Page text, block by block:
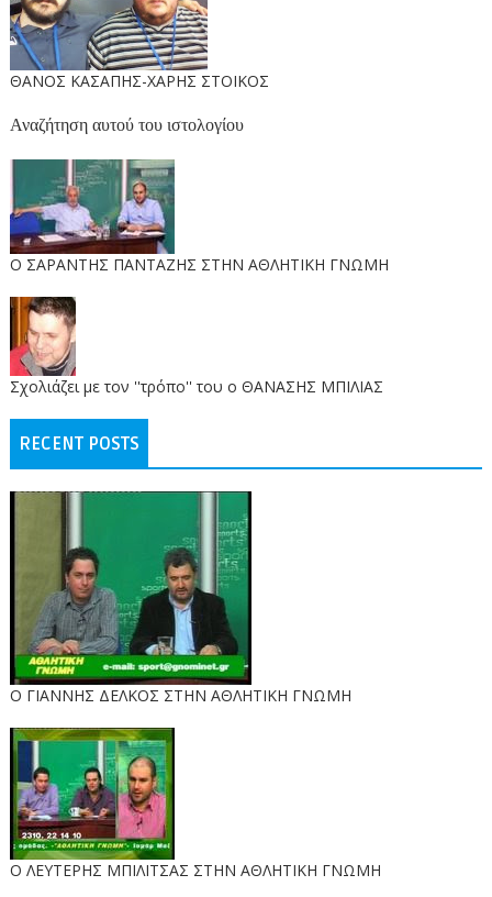
ΘΑΝΟΣ ΚΑΣΑΠΗΣ-ΧΑΡΗΣ ΣΤΟΙΚΟΣ
Αναζήτηση αυτού του ιστολογίου
O ΣΑΡΑΝΤΗΣ ΠΑΝΤΑΖΗΣ ΣΤΗΝ ΑΘΛΗΤΙΚΗ ΓΝΩΜΗ
Σχολιάζει με τον ''τρόπο'' του ο ΘΑΝΑΣΗΣ ΜΠΙΛΙΑΣ
RECENT POSTS
Ο ΓΙΑΝΝΗΣ ΔΕΛΚΟΣ ΣΤΗΝ ΑΘΛΗΤΙΚΗ ΓΝΩΜΗ
O ΛΕΥΤΕΡΗΣ ΜΠΙΛΙΤΣΑΣ ΣΤΗΝ ΑΘΛΗΤΙΚΗ ΓΝΩΜΗ